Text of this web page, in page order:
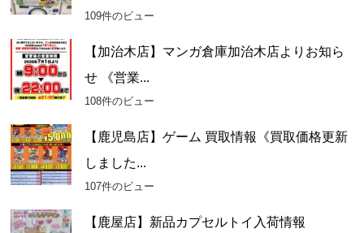
109件のビュー
【加治木店】マンガ倉庫加治木店よりお知ら
せ 《営業...
108件のビュー
【鹿児島店】ゲーム 買取情報《買取価格更新
しました...
107件のビュー
【鹿屋店】新品カプセルトイ入荷情報